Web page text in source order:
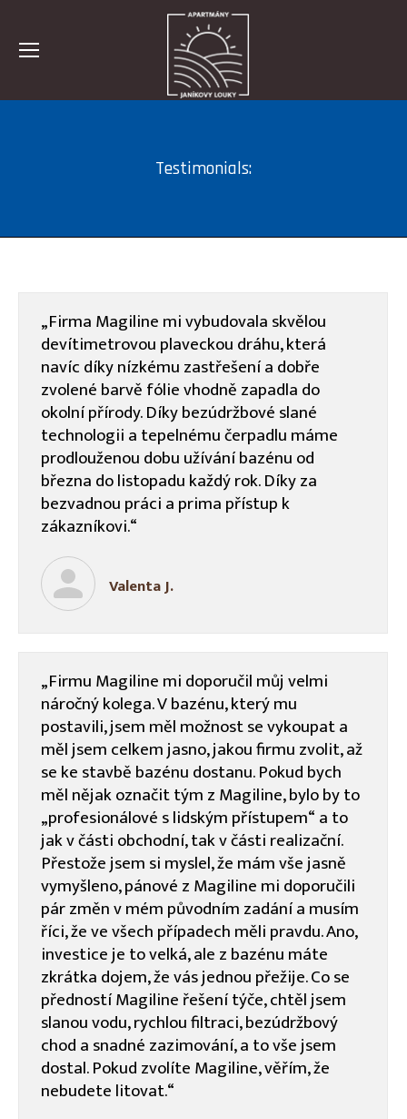
Testimonials:
„Firma Magiline mi vybudovala skvělou
devítimetrovou plaveckou dráhu, která
navíc díky nízkému zastřešení a dobře
zvolené barvě fólie vhodně zapadla do
okolní přírody. Díky bezúdržbové slané
technologii a tepelnému čerpadlu máme
prodlouženou dobu užívání bazénu od
března do listopadu každý rok. Díky za
bezvadnou práci a prima přístup k
zákazníkovi.“
Valenta J.
„Firmu Magiline mi doporučil můj velmi
náročný kolega. V bazénu, který mu
postavili, jsem měl možnost se vykoupat a
měl jsem celkem jasno, jakou firmu zvolit, až
se ke stavbě bazénu dostanu. Pokud bych
měl nějak označit tým z Magiline, bylo by to
„profesionálové s lidským přístupem“ a to
jak v části obchodní, tak v části realizační.
Přestože jsem si myslel, že mám vše jasně
vymyšleno, pánové z Magiline mi doporučili
pár změn v mém původním zadání a musím
říci, že ve všech případech měli pravdu. Ano,
investice je to velká, ale z bazénu máte
zkrátka dojem, že vás jednou přežije. Co se
předností Magiline řešení týče, chtěl jsem
slanou vodu, rychlou filtraci, bezúdržbový
chod a snadné zazimování, a to vše jsem
dostal. Pokud zvolíte Magiline, věřím, že
nebudete litovat.“